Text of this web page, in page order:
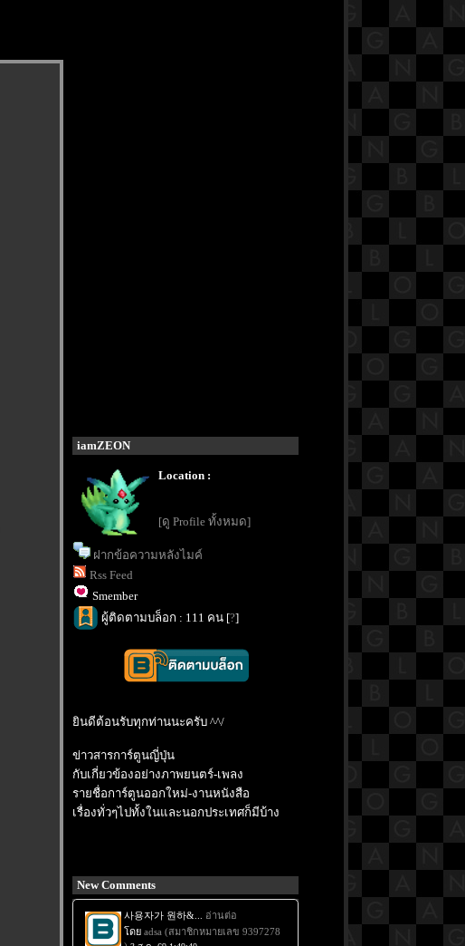
iamZEON
Location :
[ดู Profile ทั้งหมด]
ฝากข้อความหลังไมค์
Rss Feed
Smember
ผู้ติดตามบล็อก : 111 คน [?]
ินดีต้อนรับทุกท่านนะครับ ^^/
ข่าวสารการ์ตูนญี่ปุ่น
กับเกี่ยวข้องอย่างภาพยนตร์-เพลง
รายชื่อการ์ตูนออกใหม่-งานหนังสือ
เรื่องทั่วๆไปทั้งในและนอกประเทศก็มีบ้าง
New Comments